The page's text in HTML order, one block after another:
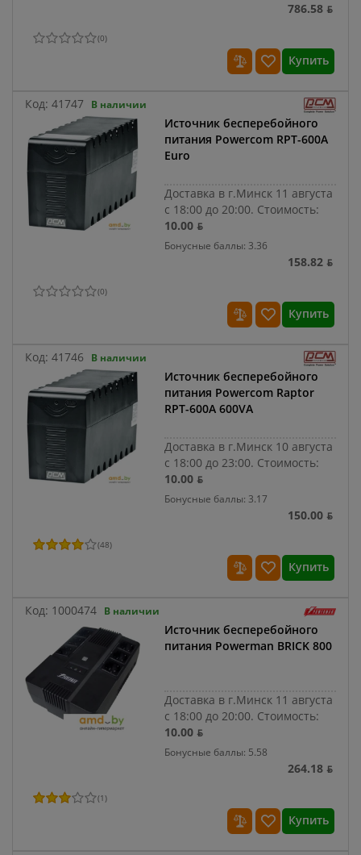
786.58 ƃ
(0)
Купить
Код: 41747 В наличии
Источник бесперебойного
питания Powercom RPT-600A
Euro
Доставка в г.Минск 11 августа
с 18:00 до 20:00. Стоимость:
10.00 ƃ
Бонусные баллы: 3.36
158.82 ƃ
(0)
Купить
Код: 41746 В наличии
Источник бесперебойного
питания Powercom Raptor
RPT-600A 600VA
Доставка в г.Минск 10 августа
с 18:00 до 23:00. Стоимость:
10.00 ƃ
Бонусные баллы: 3.17
150.00 ƃ
(48)
Купить
Код: 1000474 В наличии
Источник бесперебойного
питания Powerman BRICK 800
Доставка в г.Минск 11 августа
с 18:00 до 20:00. Стоимость:
10.00 ƃ
Бонусные баллы: 5.58
264.18 ƃ
(1)
Купить